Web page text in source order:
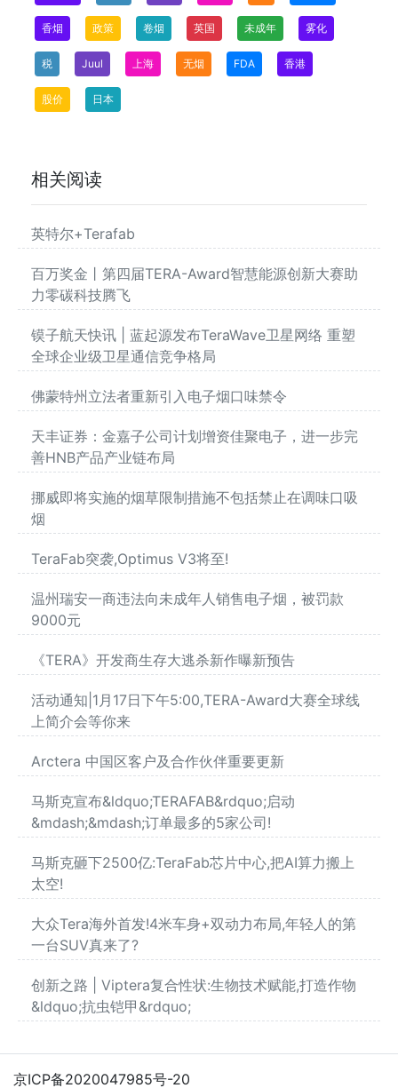
香烟 政策 卷烟 英国 未成年 雾化
税 Juul 上海 无烟 FDA 香港
股价 日本
相关阅读
英特尔+Terafab
百万奖金丨第四届TERA-Award智慧能源创新大赛助
力零碳科技腾飞
镆子航天快讯 | 蓝起源发布TeraWave卫星网络 重塑
全球企业级卫星通信竞争格局
佛蒙特州立法者重新引入电子烟口味禁令
天丰证券：金嘉子公司计划增资佳聚电子，进一步完
善HNB产品产业链布局
挪威即将实施的烟草限制措施不包括禁止在调味口吸
烟
TeraFab突袭,Optimus V3将至!
温州瑞安一商违法向未成年人销售电子烟，被罚款
9000元
《TERA》开发商生存大逃杀新作曝新预告
活动通知|1月17日下午5:00,TERA-Award大赛全球线
上简介会等你来
Arctera 中国区客户及合作伙伴重要更新
马斯克宣布&ldquo;TERAFAB&rdquo;启动
&mdash;&mdash;订单最多的5家公司!
马斯克砸下2500亿:TeraFab芯片中心,把AI算力搬上
太空!
大众Tera海外首发!4米车身+双动力布局,年轻人的第
一台SUV真来了?
创新之路 | Viptera复合性状:生物技术赋能,打造作物
&ldquo;抗虫铠甲&rdquo;
京ICP备2020047985号-20